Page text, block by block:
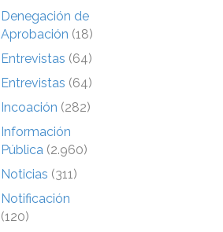
Denegación de
Aprobación (18)
Entrevistas (64)
Entrevistas (64)
Incoación (282)
Información
Pública (2.960)
Noticias (311)
Notificación
(120)